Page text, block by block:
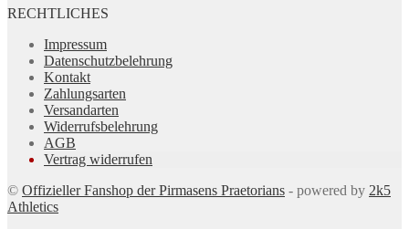
RECHTLICHES
Impressum
Datenschutzbelehrung
Kontakt
Zahlungsarten
Versandarten
Widerrufsbelehrung
AGB
Vertrag widerrufen
© Offizieller Fanshop der Pirmasens Praetorians - powered by 2k5
Athletics